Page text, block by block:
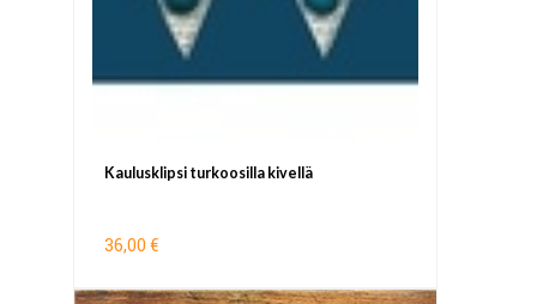
Kaulusklipsi turkoosilla kivellä
36,00 €